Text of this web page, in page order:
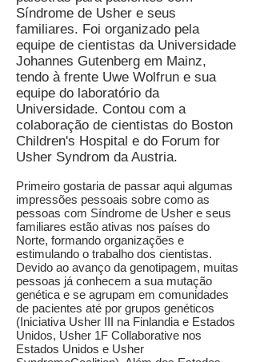
Síndrome de Usher e seus
familiares. Foi organizado pela
equipe de cientistas da Universidade
Johannes Gutenberg em Mainz,
tendo à frente Uwe Wolfrun e sua
equipe do laboratório da
Universidade. Contou com a
colaboração de cientistas do Boston
Children's Hospital e do Forum for
Usher Syndrom da Austria.
Primeiro gostaria de passar aqui algumas
impressões pessoais sobre como as
pessoas com Síndrome de Usher e seus
familiares estão ativas nos países do
Norte, formando organizações e
estimulando o trabalho dos cientistas.
Devido ao avanço da genotipagem, muitas
pessoas já conhecem a sua mutação
genética e se agrupam em comunidades
de pacientes até por grupos genéticos
(Iniciativa Usher III na Finlandia e Estados
Unidos, Usher 1F Collaborative nos
Estados Unidos e Usher